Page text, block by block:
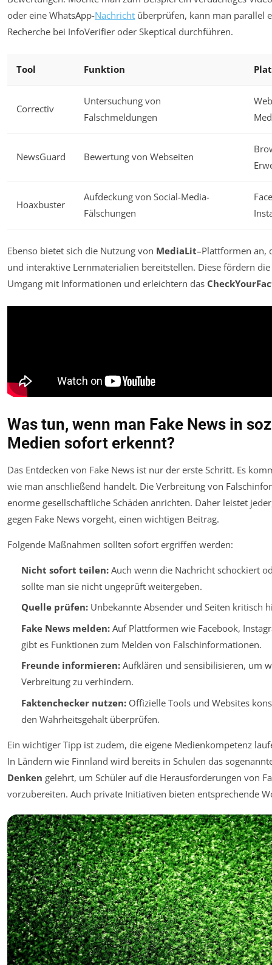
oder eine WhatsApp-Nachricht überprüfen, kann man parallel
Recherche bei InfoVerifier oder Skeptical durchführen.
Tool Funktion
Correctiv
Untersuchung von
Falschmeldungen
NewsGuard Bewertung von Webseiten
Hoaxbuster
Aufdeckung von Social-Media-
Fälschungen
Ebenso bietet sich die Nutzung von MediaLit–Plattformen an,
und interaktive Lernmaterialien bereitstellen. Diese fördern
Umgang mit Informationen und erleichtern das
Was tun, wenn man Fake News in
Medien sofort erkennt?
Das Entdecken von Fake News ist nur der erste Schritt. Es
wie man anschließend handelt. Die Verbreitung von
enorme gesellschaftliche Schäden anrichten. Daher leistet
gegen Fake News vorgeht, einen wichtigen Beitrag.
Folgende Maßnahmen sollten sofort ergriffen werden:
Nicht sofort teilen:Auch wenn die Nachricht schockiert
sollte man sie nicht ungeprüft weitergeben.
Quelle prüfen:Unbekannte Absender und Seiten kritisch
Fake News melden:Auf Plattformen wie Facebook,
gibt es Funktionen zum Melden von Falschinformationen.
Freunde informieren:Aufklären und sensibilisieren, um
Verbreitung zu verhindern.
Faktenchecker nutzen:Offizielle Tools und Websites
den Wahrheitsgehalt überprüfen.
Ein wichtiger Tipp ist zudem, die eigene Medienkompetenz
In Ländern wie Finnland wird bereits in Schulen das
Denken gelehrt, um Schüler auf die Herausforderungen von
vorzubereiten. Auch private Initiativen bieten entsprechende